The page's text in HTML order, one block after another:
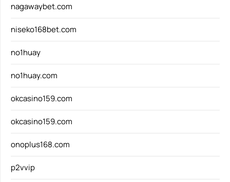
nagawaybet.com
niseko168bet.com
no1huay
no1huay.com
okcasino159.com
okcasino159.com
onoplus168.com
p2vvip